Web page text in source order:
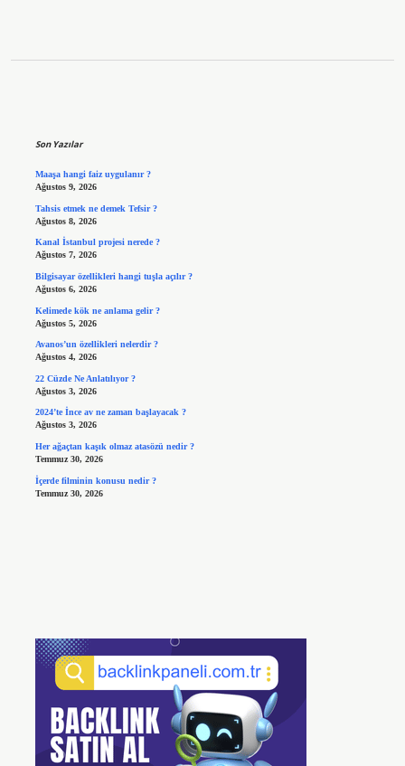
Son Yazılar
Maaşa hangi faiz uygulanır ?
Ağustos 9, 2026
Tahsis etmek ne demek Tefsir ?
Ağustos 8, 2026
Kanal İstanbul projesi nerede ?
Ağustos 7, 2026
Bilgisayar özellikleri hangi tuşla açılır ?
Ağustos 6, 2026
Kelimede kök ne anlama gelir ?
Ağustos 5, 2026
Avanos’un özellikleri nelerdir ?
Ağustos 4, 2026
22 Cüzde Ne Anlatılıyor ?
Ağustos 3, 2026
2024’te İnce av ne zaman başlayacak ?
Ağustos 3, 2026
Her ağaçtan kaşık olmaz atasözü nedir ?
Temmuz 30, 2026
İçerde filminin konusu nedir ?
Temmuz 30, 2026